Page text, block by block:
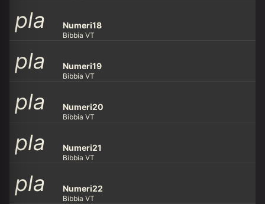
row
y_ar
row
pla
y_ar
row
Numeri18
Bibbia VT
pla
y_ar
row
Numeri19
Bibbia VT
pla
y_ar
row
Numeri20
Bibbia VT
pla
y_ar
Numeri21
Bibbia VT
pla
Numeri22
Bibbia VT